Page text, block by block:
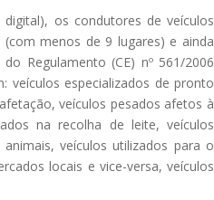
os condutores de veículos
menos de 9 lugares) e ainda
Regulamento (CE) nº 561/2006
especializados de pronto
veículos pesados afetos à
na recolha de leite, veículos
veículos utilizados para o
locais e vice-versa, veículos